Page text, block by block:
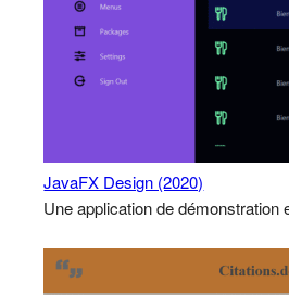
JavaFX Design (2020)
Une application de démonstration